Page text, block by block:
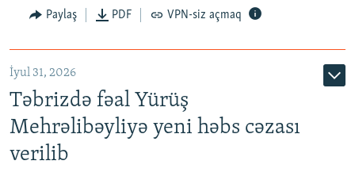
Paylaş PDF VPN-siz açmaq
İyul 31, 2026
Təbrizdə fəal Yürüş
Mehrəlibəyliyə yeni həbs cəzası
verilib